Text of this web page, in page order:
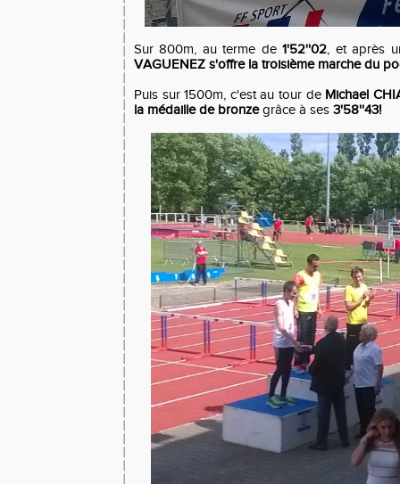
Sur 800m, au terme de1'52''02, et après
VAGUENEZ s'offre la troisième marche du
Puis sur 1500m, c'est au tour de Michael
la médaille de bronzegrâce à ses 3'58''43!